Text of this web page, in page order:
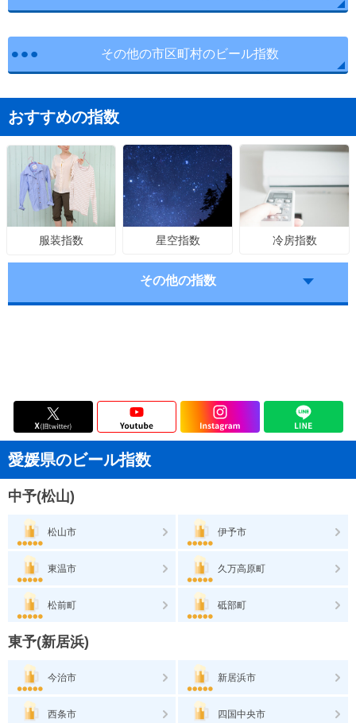
その他の市区町村のビール指数
おすすめの指数
服装指数 星空指数 冷房指数
その他の指数
愛媛県のビール指数
中予(松山)
松山市 伊予市
東温市 久万高原町
松前町 砥部町
東予(新居浜)
今治市 新居浜市
西条市 四国中央市